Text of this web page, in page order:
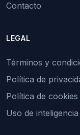
Contacto
LEGAL
Términos y
Política de
Política de cookies
Uso de